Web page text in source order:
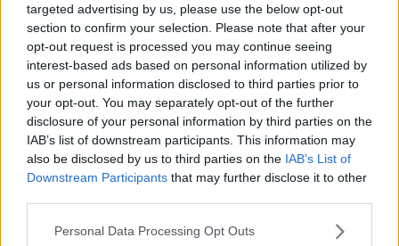
targeted advertising by us, please use the below opt-out
section to confirm your selection. Please note that after your
opt-out request is processed you may continue seeing
interest-based ads based on personal information utilized by
us or personal information disclosed to third parties prior to
your opt-out. You may separately opt-out of the further
disclosure of your personal information by third parties on the
IAB’s list of downstream participants. This information may
also be disclosed by us to third parties on the IAB’s List of
Downstream Participants that may further disclose it to other
Please note that this website/app uses one or more Google
Personal Data Processing Opt Outs
är utrustad med ett system som stänger av
cylindrar när de inte används för att spara
bränsle.
Nya Dodge Durango anländer till amerikanska
bilhallar i slutet av 2010.
Det återstår att se om modellen letar sig över
till Sverige.